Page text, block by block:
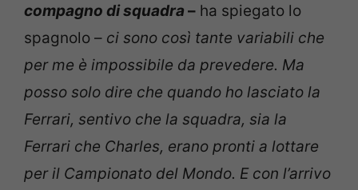
compagno di squadra – ha spiegato lo
spagnolo – ci sono così tante variabili che
per me è impossibile da prevedere. Ma
posso solo dire che quando ho lasciato la
Ferrari, sentivo che la squadra, sia la
Ferrari che Charles, erano pronti a lottare
per il Campionato del Mondo. E con l’arrivo